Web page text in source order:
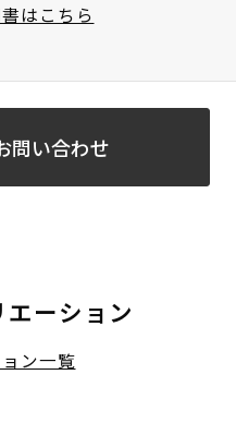
はこちら
問い合わせ
ーション
ン一覧